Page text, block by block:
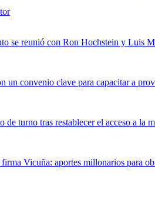
se reunió con Ron Hochstein y Luis
convenio clave para capacitar a
turno tras restablecer el acceso a la
Vicuña: aportes millonarios para